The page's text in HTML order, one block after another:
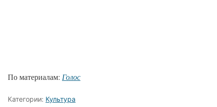
По материалам: Голос
Категории: Культура